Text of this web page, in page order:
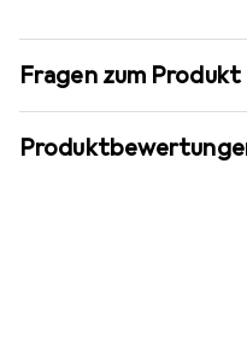
Fragen zum Produkt